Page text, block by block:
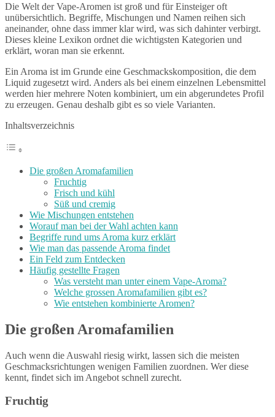
Die Welt der Vape-Aromen ist groß und für Einsteiger oft
unübersichtlich. Begriffe, Mischungen und Namen reihen sich
aneinander, ohne dass immer klar wird, was sich dahinter verbirgt.
Dieses kleine Lexikon ordnet die wichtigsten Kategorien und
erklärt, woran man sie erkennt.
Ein Aroma ist im Grunde eine Geschmackskomposition, die dem
Liquid zugesetzt wird. Anders als bei einem einzelnen Lebensmittel
werden hier mehrere Noten kombiniert, um ein abgerundetes Profil
zu erzeugen. Genau deshalb gibt es so viele Varianten.
Inhaltsverzeichnis
Die großen Aromafamilien
Fruchtig
Frisch und kühl
Süß und cremig
Wie Mischungen entstehen
Worauf man bei der Wahl achten kann
Begriffe rund ums Aroma kurz erklärt
Wie man das passende Aroma findet
Ein Feld zum Entdecken
Häufig gestellte Fragen
Was versteht man unter einem Vape-Aroma?
Welche grossen Aromafamilien gibt es?
Wie entstehen kombinierte Aromen?
Die großen Aromafamilien
Auch wenn die Auswahl riesig wirkt, lassen sich die meisten
Geschmacksrichtungen wenigen Familien zuordnen. Wer diese
kennt, findet sich im Angebot schnell zurecht.
Fruchtig